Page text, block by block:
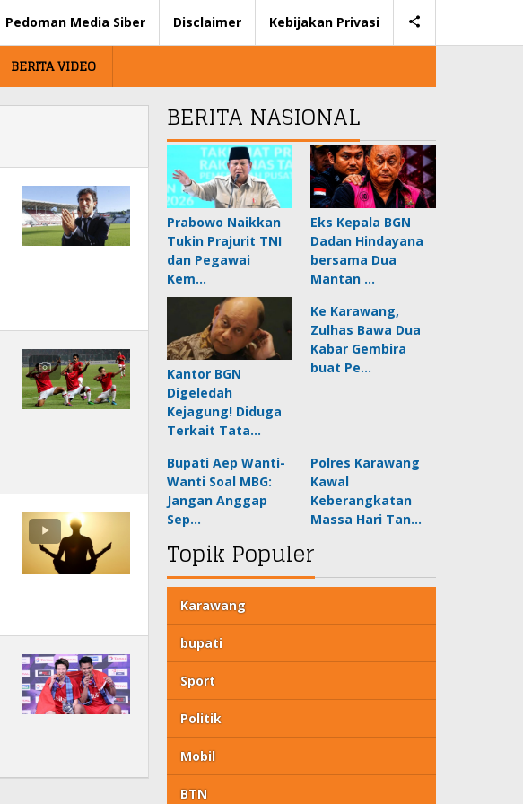
Pedoman Media Siber Disclaimer Kebijakan Privasi
BERITA VIDEO
BERITA NASIONAL
Prabowo Naikkan
Tukin Prajurit TNI
dan Pegawai
Kem…
Eks Kepala BGN
Dadan Hindayana
bersama Dua
Mantan …
Kantor BGN
Digeledah
Kejagung! Diduga
Terkait Tata…
Ke Karawang,
Zulhas Bawa Dua
Kabar Gembira
buat Pe…
Bupati Aep Wanti-
Wanti Soal MBG:
Jangan Anggap
Sep…
Polres Karawang
Kawal
Keberangkatan
Massa Hari Tan…
Topik Populer
Karawang
bupati
Sport
Politik
Mobil
BTN